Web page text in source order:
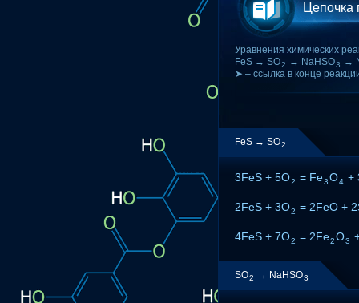
Цепочка
Уравнения химических
FeS → SO2 → NaHSO3 →
➤ – ссылка в конце
FeS → SO2
3FeS + 5O2 = Fe3O4 +
2FeS + 3O2 = 2FeO +
4FeS + 7O2 = 2Fe2O3
SO2 → NaHSO3